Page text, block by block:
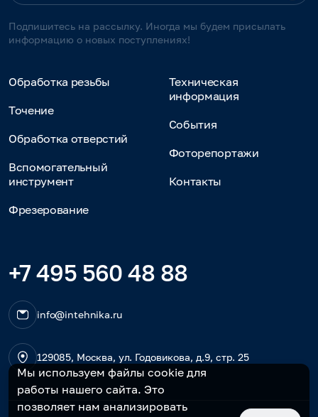
Мы используем файлы cookie для
работы нашего сайта. Это
позволяет нам анализировать
Подпишитесь на рассылку. Иногда мы будем присылать
информацию о новых поступлениях!
Обработка резьбы
Точение
Обработка отверстий
Вспомогательный
инструмент
Фрезерование
Техническая
информация
События
Фоторепортажи
Контакты
+7 495 560 48 88
info@intehnika.ru
129085, Москва, ул. Годовикова, д.9, стр. 25